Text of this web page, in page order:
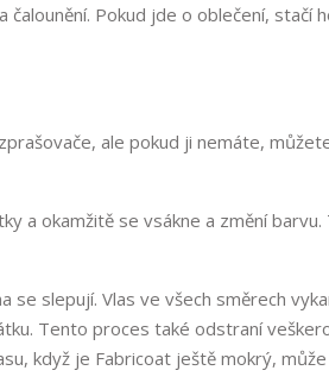
Pokud jde o oblečení, stačí
ale pokud ji nemáte,
a okamžitě se vsákne a změní barvu.
se slepují. Vlas ve všech směrech
Tento proces také odstraní
když je Fabricoat ještě mokrý,